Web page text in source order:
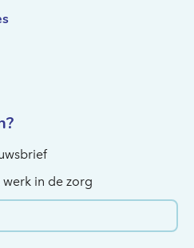
we je helpen?
werk in de zorg